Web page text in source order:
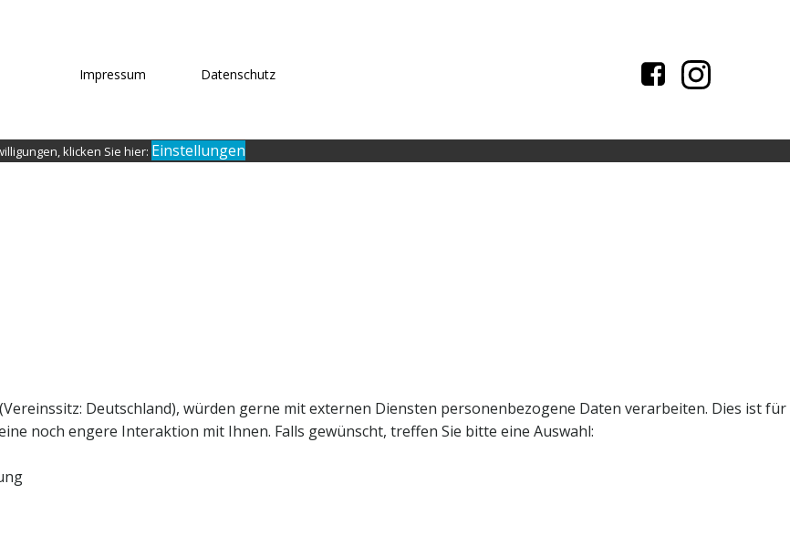
Impressum Datenschutz
klicken Sie hier: Einstellungen
Deutschland), würden gerne mit externen Diensten personenbezogene Daten verarbeiten. Dies ist für
noch engere Interaktion mit Ihnen. Falls gewünscht, treffen Sie bitte eine Auswahl: